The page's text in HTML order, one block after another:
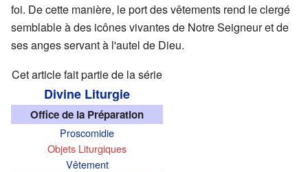
foi. De cette manière, le port des vêtements rend le clergé
semblable à des icônes vivantes de Notre Seigneur et de
ses anges servant à l'autel de Dieu.
Cet article fait partie de la série
Divine Liturgie
Office de la Préparation
Proscomidie
Objets Liturgiques
Vêtement